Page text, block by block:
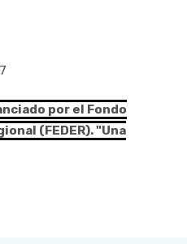
por el Fondo
(FEDER). "Una